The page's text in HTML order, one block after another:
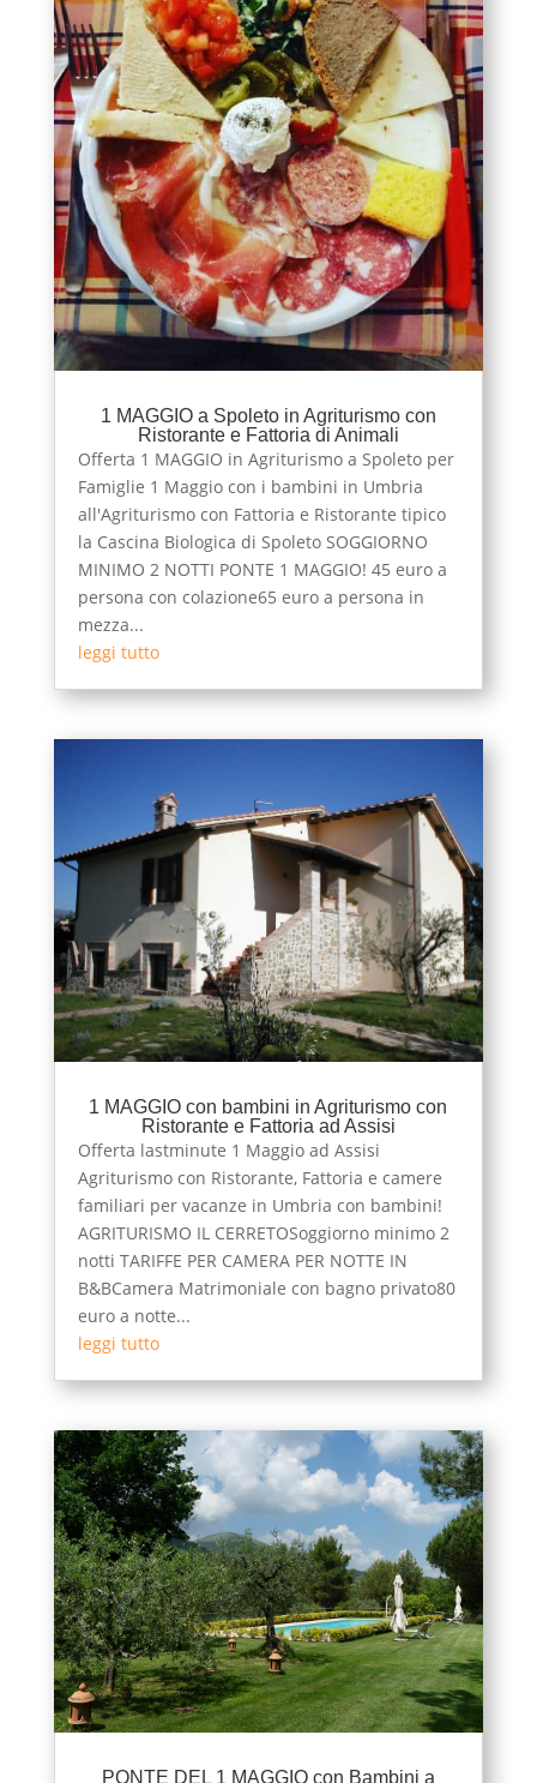
1 MAGGIO a Spoleto in Agriturismo con
Ristorante e Fattoria di Animali
Offerta 1 MAGGIO in Agriturismo a Spoleto per
Famiglie 1 Maggio con i bambini in Umbria
all'Agriturismo con Fattoria e Ristorante tipico
la Cascina Biologica di Spoleto SOGGIORNO
MINIMO 2 NOTTI PONTE 1 MAGGIO! 45 euro a
persona con colazione65 euro a persona in
mezza...
leggi tutto
1 MAGGIO con bambini in Agriturismo con
Ristorante e Fattoria ad Assisi
Offerta lastminute 1 Maggio ad Assisi
Agriturismo con Ristorante, Fattoria e camere
familiari per vacanze in Umbria con bambini!
AGRITURISMO IL CERRETOSoggiorno minimo 2
notti TARIFFE PER CAMERA PER NOTTE IN
B&BCamera Matrimoniale con bagno privato80
euro a notte...
leggi tutto
PONTE DEL 1 MAGGIO con Bambini a